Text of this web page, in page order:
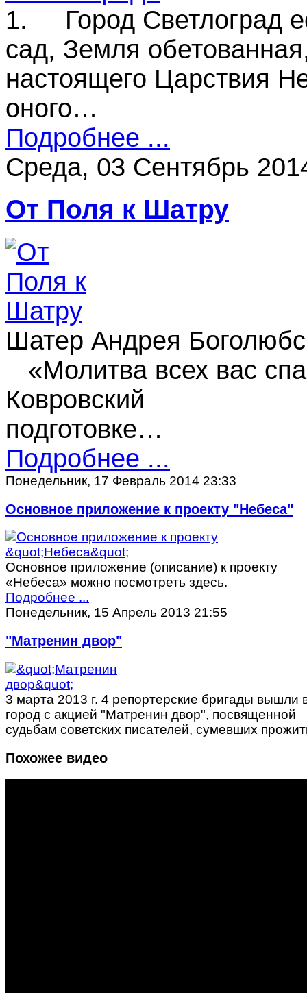
1. Город Светлоград
сад, Земля
настоящего Царствия
оного…
Подробнее ...
Среда, 03 Сентябрь
От Поля к Шатру
Шатер Андрея
«Молитва всех вас
Ковровский
подготовке…
Подробнее ...
Понедельник, 17 Февраль 2014 23:33
Основное приложение к проекту "Небеса"
Основное приложение (описание) к проекту
«Небеса» можно посмотреть здесь.
Подробнее ...
Понедельник, 15 Апрель 2013 21:55
"Матренин двор"
3 марта 2013 г. 4 репортерские бригады вышли
город с акцией "Матренин двор", посвященной
судьбам советских писателей, сумевших
Похожее видео